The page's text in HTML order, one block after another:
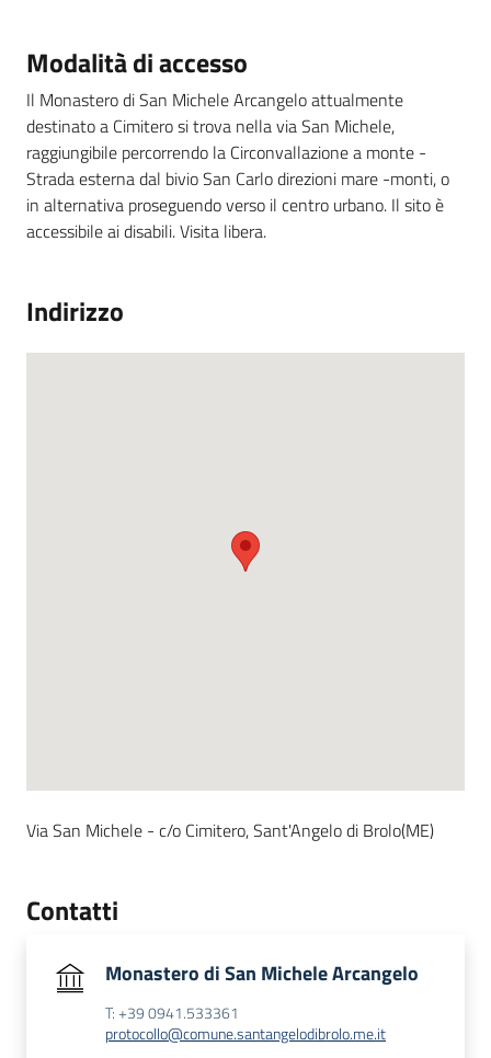
Modalità di accesso
Il Monastero di San Michele Arcangelo attualmente
destinato a Cimitero si trova nella via San Michele,
raggiungibile percorrendo la Circonvallazione a monte -
Strada esterna dal bivio San Carlo direzioni mare -monti, o
in alternativa proseguendo verso il centro urbano. Il sito è
accessibile ai disabili. Visita libera.
Indirizzo
Via San Michele - c/o Cimitero, Sant'Angelo di Brolo(ME)
Contatti
Monastero di San Michele Arcangelo
T: +39 0941.533361
protocollo@comune.santangelodibrolo.me.it